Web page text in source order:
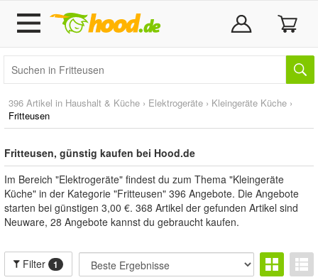
396 Artikel in Haushalt & Küche › Elektrogeräte › Kleingeräte Küche ›
Fritteusen
Fritteusen, günstig kaufen bei Hood.de
Im Bereich "Elektrogeräte" findest du zum Thema "Kleingeräte
Küche" in der Kategorie "Fritteusen" 396 Angebote. Die Angebote
starten bei günstigen 3,00 €. 368 Artikel der gefunden Artikel sind
Neuware, 28 Angebote kannst du gebraucht kaufen.
Filter 1